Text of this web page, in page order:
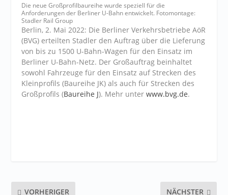
Die neue Großprofilbaureihe wurde speziell für die
Anforderungen der Berliner U-Bahn entwickelt. Fotomontage:
Stadler Rail Group
Berlin, 2. Mai 2022: Die Berliner Verkehrsbetriebe AöR
(BVG) erteilten Stadler den Auftrag über die Lieferung
von bis zu 1500 U-Bahn-Wagen für den Einsatz im
Berliner U-Bahn-Netz. Der Großauftrag beinhaltet
sowohl Fahrzeuge für den Einsatz auf Strecken des
Kleinprofils (Baureihe JK) als auch für Strecken des
Großprofils (Baureihe J). Mehr unterwww.bvg.de.
VORHERIGER NÄCHSTER